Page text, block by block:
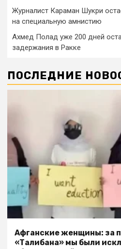
Журналист Караман Шукри
на специальную амнистию
Ахмед Полад уже 200 дней
задержания в Ракке
ПОСЛЕДНИЕ
Афганские женщины: за
«Талибана» мы были